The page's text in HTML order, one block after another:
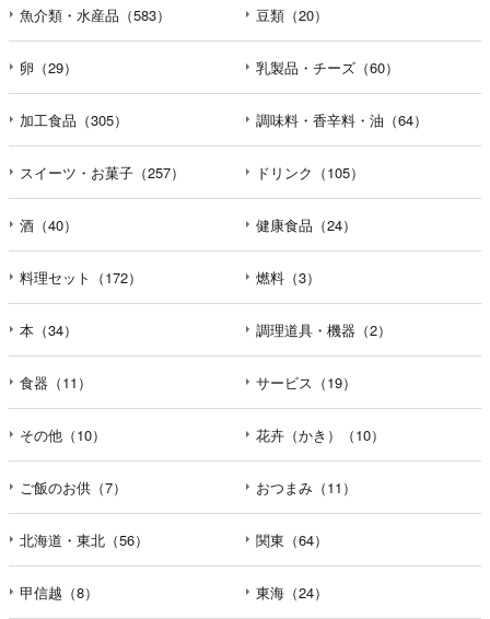
魚介類・水産品（583） 豆類（20）
卵（29） 乳製品・チーズ（60）
加工食品（305） 調味料・香辛料・油（64）
スイーツ・お菓子（257） ドリンク（105）
酒（40） 健康食品（24）
料理セット（172） 燃料（3）
本（34） 調理道具・機器（2）
食器（11） サービス（19）
その他（10） 花卉（かき）（10）
ご飯のお供（7） おつまみ（11）
北海道・東北（56） 関東（64）
甲信越（8） 東海（24）